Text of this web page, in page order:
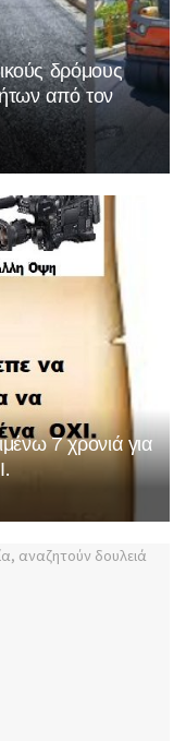
δρόμους
από τον
7 χρονιά για